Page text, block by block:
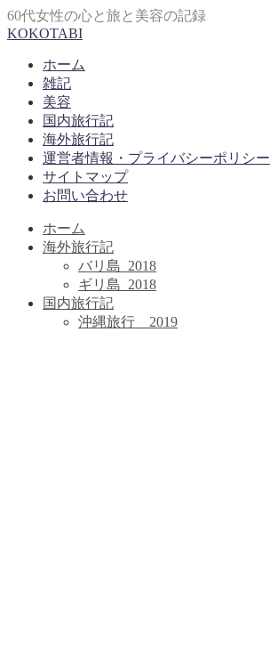
60代女性の心と旅と美容の記録
KOKOTABI
ホーム
雑記
美容
国内旅行記
海外旅行記
運営者情報・プライバシーポリシー
サイトマップ
お問い合わせ
ホーム
海外旅行記
バリ島_2018
ギリ島_2018
国内旅行記
沖縄旅行＿2019